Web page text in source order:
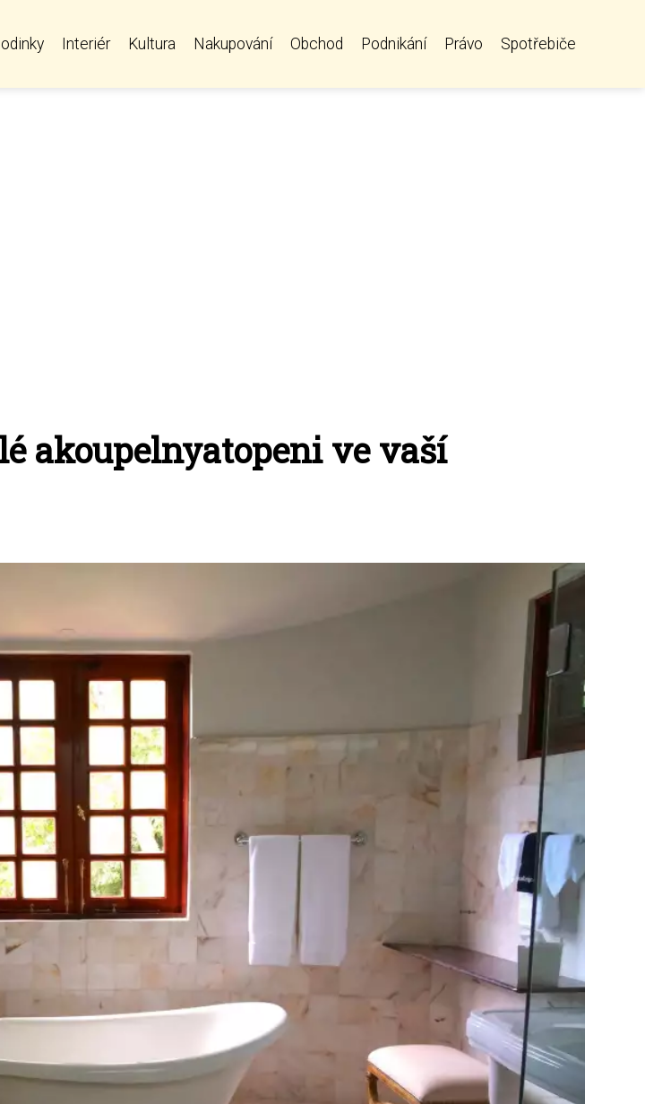
Interiér Kultura Nakupování Obchod Podnikání Právo Spotřebiče
akoupelnyatopeni ve vaší